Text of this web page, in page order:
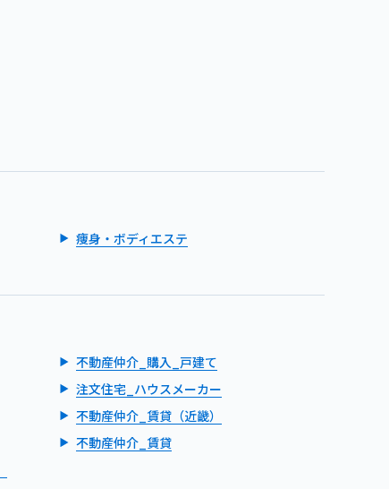
痩身・ボディエステ
不動産仲介_購入_戸建て
注文住宅_ハウスメーカー
不動産仲介_賃貸（近畿）
不動産仲介_賃貸